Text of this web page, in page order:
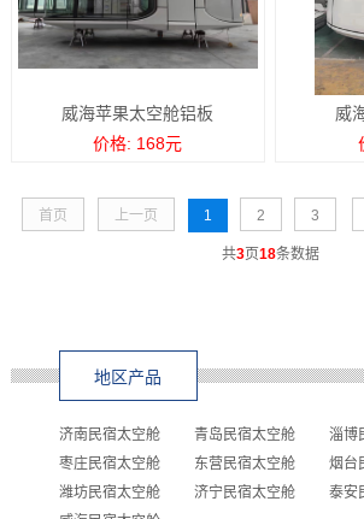
威海苹果太空舱铝板
价格: 168元
威
首页 上一页 1 2 3
共3页18条数据
地区产品
济南民宿太空舱 青岛民宿太空舱
淄博
枣庄民宿太空舱
东营民宿太空舱
烟台
潍坊民宿太空舱
济宁民宿太空舱
泰安